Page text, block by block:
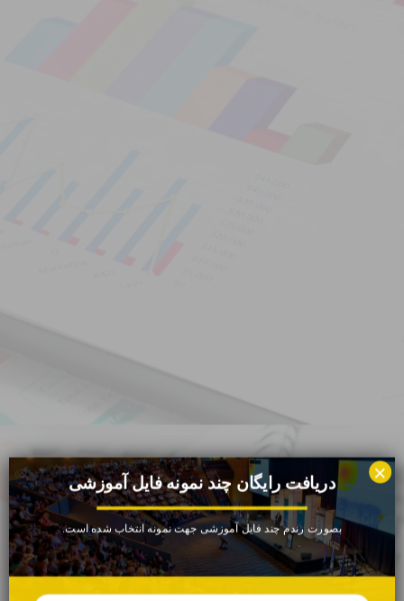
دریافت رایگان چند نمونه فایل آموزشی
بصورت رندم چند فایل آموزشی جهت نمونه انتخاب شده است.
×